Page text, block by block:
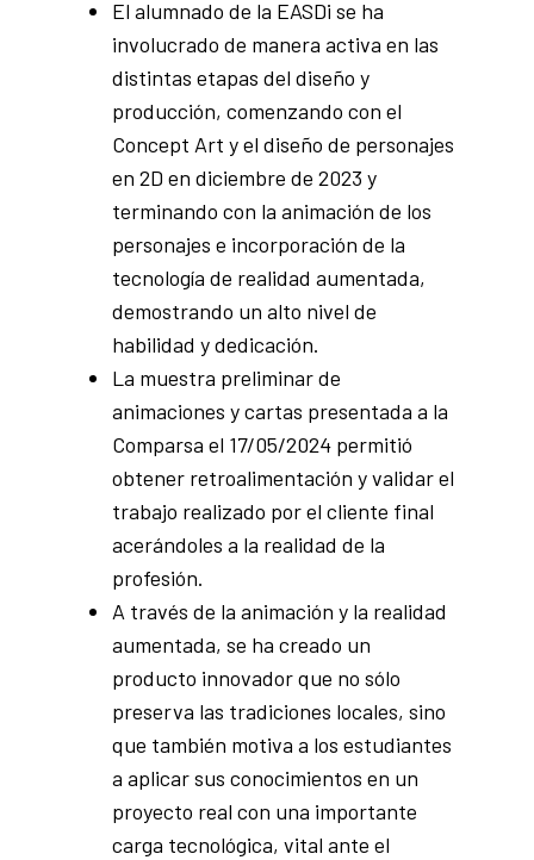
El alumnado de la EASDi se ha
involucrado de manera activa en las
distintas etapas del diseño y
producción, comenzando con el
Concept Art y el diseño de personajes
en 2D en diciembre de 2023 y
terminando con la animación de los
personajes e incorporación de la
tecnología de realidad aumentada,
demostrando un alto nivel de
habilidad y dedicación.
La muestra preliminar de
animaciones y cartas presentada a la
Comparsa el 17/05/2024 permitió
obtener retroalimentación y validar el
trabajo realizado por el cliente final
acerándoles a la realidad de la
profesión.
A través de la animación y la realidad
aumentada, se ha creado un
producto innovador que no sólo
preserva las tradiciones locales, sino
que también motiva a los estudiantes
a aplicar sus conocimientos en un
proyecto real con una importante
carga tecnológica, vital ante el